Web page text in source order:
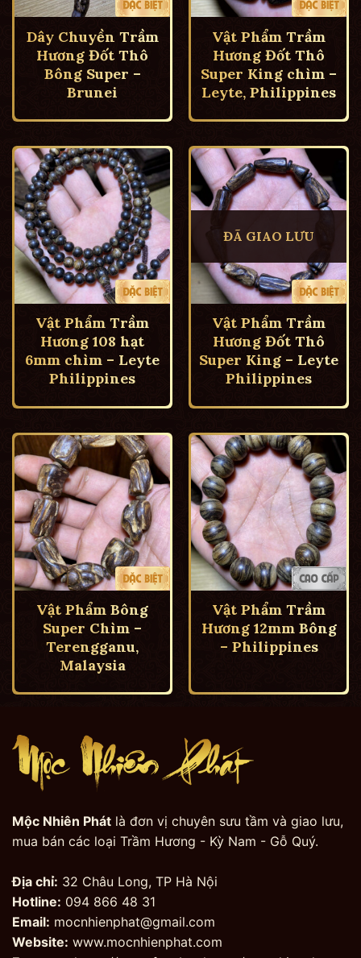
Dây Chuyền Trầm
Hương Đốt Thô
Bông Super –
Brunei
Vật Phẩm Trầm
Hương Đốt Thô
Super King chìm –
Leyte, Philippines
Vật Phẩm Trầm
Hương 108 hạt
6mm chìm – Leyte
Philippines
ĐÃ GIAO LƯU
Vật Phẩm Trầm
Hương Đốt Thô
Super King – Leyte
Philippines
Vật Phẩm Bông
Super Chìm –
Terengganu,
Malaysia
Vật Phẩm Trầm
Hương 12mm Bông
– Philippines
Mộc Nhiên Phát là đơn vị chuyên sưu tầm và giao lưu,
mua bán các loại Trầm Hương - Kỳ Nam - Gỗ Quý.
Địa chỉ: 32 Châu Long, TP Hà Nội
Hotline: 094 866 48 31
Email: mocnhienphat@gmail.com
Website: www.mocnhienphat.com